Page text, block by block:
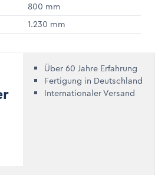
800 mm
1.230 mm
Über 60 Jahre Erfahrung
Fertigung in Deutschland
Internationaler Versand